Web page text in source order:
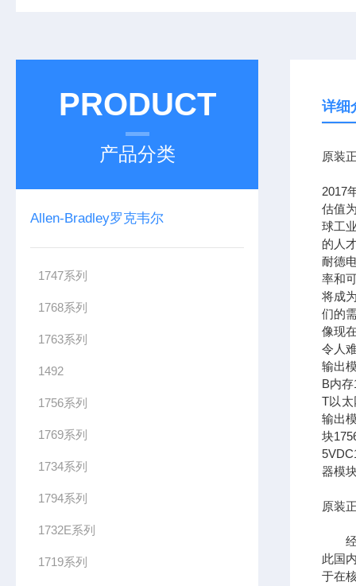
PRODUCT
产品分类
Allen-Bradley罗克韦尔
1747系列
1768系列
1763系列
1492
1756系列
1769系列
1734系列
1794系列
1732E系列
1719系列
详细
原装
2017
估值
球工
的人
耐德
率和
将成
们的
像现
令人
输出
B内
T以太
输出
块
器模
原装
经过
此国
于在